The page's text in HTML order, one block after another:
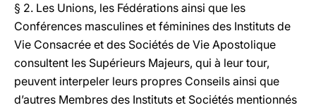
§ 2. Les Unions, les Fédérations ainsi que les
Conférences masculines et féminines des Instituts de
Vie Consacrée et des Sociétés de Vie Apostolique
consultent les Supérieurs Majeurs, qui à leur tour,
peuvent interpeler leurs propres Conseils ainsi que
d’autres Membres des Instituts et Sociétés mentionnés